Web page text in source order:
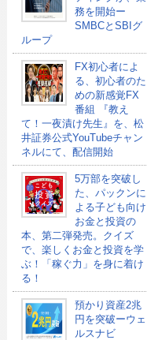
務を開始ー
SMBCとSBIグ
ループ
FX初心者によ
る、初心者のた
めの新感覚FX
番組 『教え
て！一夜漬け先生』を、松
井証券公式YouTubeチャン
ネルにて、配信開始
5万部を突破し
た、パックンに
よる子ども向け
お金と投資の
本、第二弾発売。クイズ
で、楽しくお金と投資を学
ぶ！「稼ぐ力」を身に着け
る！
預かり資産2兆
円を突破ーウェ
ルスナビ